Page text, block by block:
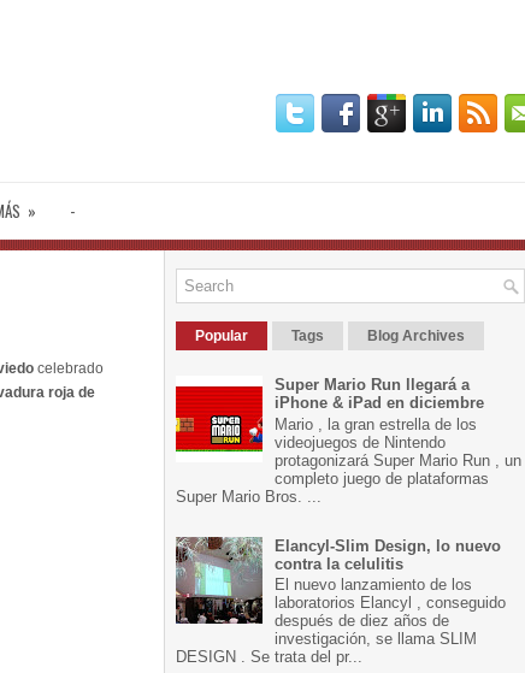
» -
celebrado
roja de
Popular Tags Blog Archives
Super Mario Run llegará a
iPhone & iPad en diciembre
Mario , la gran estrella de los
videojuegos de Nintendo
protagonizará Super Mario Run , un
completo juego de plataformas
Super Mario Bros. ...
Elancyl-Slim Design, lo nuevo
contra la celulitis
El nuevo lanzamiento de los
laboratorios Elancyl , conseguido
después de diez años de
investigación, se llama SLIM
DESIGN . Se trata del pr...